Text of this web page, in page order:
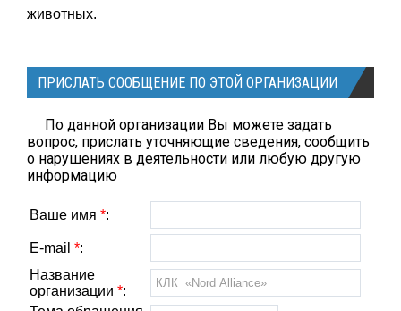
животных.
ПРИСЛАТЬ СООБЩЕНИЕ ПО ЭТОЙ ОРГАНИЗАЦИИ
По данной организации Вы можете задать
вопрос, прислать уточняющие сведения, сообщить
о нарушениях в деятельности или любую другую
информацию
Ваше имя *:
E-mail *:
Название
организации *: